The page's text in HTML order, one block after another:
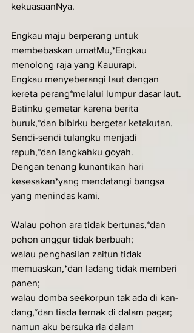
kekuasaanNya.
Engkau maju berperang untuk
membebaskan umatMu,*Engkau
menolong raja yang Kauurapi.
Engkau menyeberangi laut dengan
kereta perang*melalui lumpur dasar laut.
Batinku gemetar karena berita
buruk,*dan bibirku bergetar ketakutan.
Sendi-sendi tulangku menjadi
rapuh,*dan langkahku goyah.
Dengan tenang kunantikan hari
kesesakan*yang mendatangi bangsa
yang menindas kami.
Walau pohon ara tidak bertunas,*dan
pohon anggur tidak berbuah;
walau penghasilan zaitun tidak
memuaskan,*dan ladang tidak memberi
panen;
walau domba seekorpun tak ada di kan-
dang,*dan tiada ternak di dalam pagar;
namun aku bersuka ria dalam